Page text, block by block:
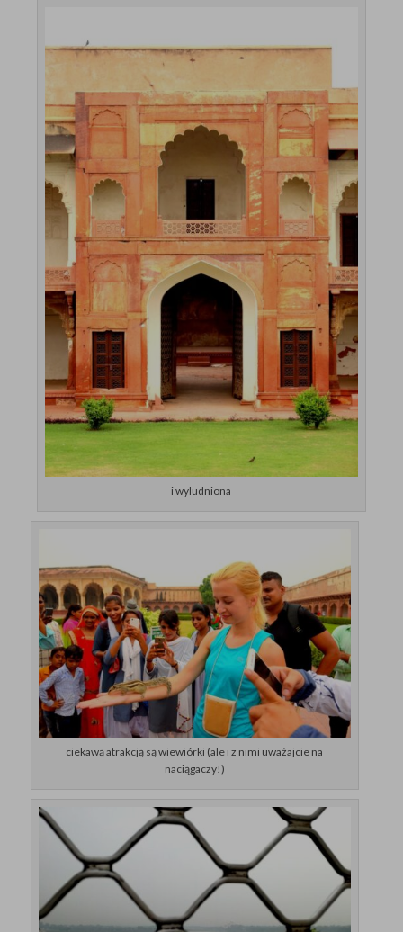
i wyludniona
ciekawą atrakcją są wiewiórki (ale i z nimi uważajcie na
naciągaczy!)